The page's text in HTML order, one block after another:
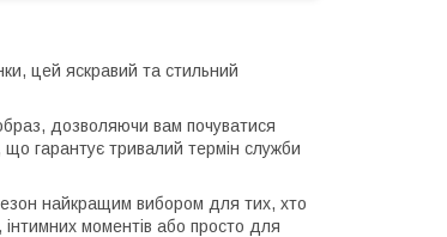
цей яскравий та стильний
дозволяючи вам почуватися
що гарантує тривалий термін служби
найкращим вибором для тих, хто
моментів або просто для